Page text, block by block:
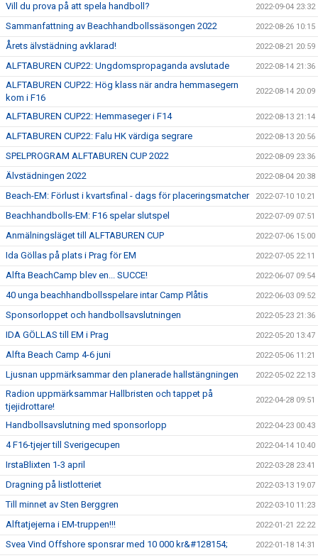
Vill du prova på att spela handboll? 2022-09-04 23:32
Sammanfattning av Beachhandbollssäsongen 2022 2022-08-26 10:15
Årets älvstädning avklarad! 2022-08-21 20:59
ALFTABUREN CUP22: Ungdomspropaganda avslutade 2022-08-14 21:36
ALFTABUREN CUP22: Hög klass när andra hemmasegern
kom i F16
2022-08-14 20:09
ALFTABUREN CUP22: Hemmaseger i F14 2022-08-13 21:14
ALFTABUREN CUP22: Falu HK värdiga segrare 2022-08-13 20:56
SPELPROGRAM ALFTABUREN CUP 2022 2022-08-09 23:36
Älvstädningen 2022 2022-08-04 20:38
Beach-EM: Förlust i kvartsfinal - dags för placeringsmatcher 2022-07-10 10:21
Beachhandbolls-EM: F16 spelar slutspel 2022-07-09 07:51
Anmälningsläget till ALFTABUREN CUP 2022-07-06 15:00
Ida Göllas på plats i Prag för EM 2022-07-05 22:11
Alfta BeachCamp blev en... SUCCE! 2022-06-07 09:54
40 unga beachhandbollsspelare intar Camp Plåtis 2022-06-03 09:52
Sponsorloppet och handbollsavslutningen 2022-05-23 21:36
IDA GÖLLAS till EM i Prag 2022-05-20 13:47
Alfta Beach Camp 4-6 juni 2022-05-06 11:21
Ljusnan uppmärksammar den planerade hallstängningen 2022-05-02 22:13
Radion uppmärksammar Hallbristen och tappet på
tjejidrottare!
2022-04-28 09:51
Handbollsavslutning med sponsorlopp 2022-04-23 00:43
4 F16-tjejer till Sverigecupen 2022-04-14 10:40
IrstaBlixten 1-3 april 2022-03-28 23:41
Dragning på listlotteriet 2022-03-13 19:07
Till minnet av Sten Berggren 2022-03-10 11:23
Alftatjejerna i EM-truppen!!! 2022-01-21 22:22
Svea Vind Offshore sponsrar med 10 000 kr&#128154; 2022-01-18 14:31